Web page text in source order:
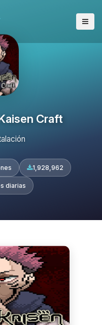
Craft
1,928,962
diarias